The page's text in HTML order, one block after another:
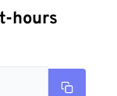
hours